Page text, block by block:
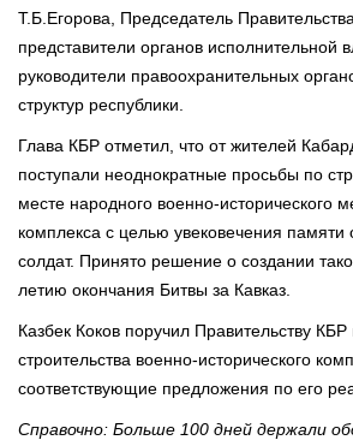
Т.Б.Егорова, Председатель
представители органов исполнительной
руководители правоохранительных
структур республики.
Глава КБР отметил, что от жителей
поступали неоднократные просьбы по
месте народного военно-исторического
комплекса с целью увековечения памяти
солдат. Принято решение о создании
летию окончания Битвы за Кавказ.
Казбек Коков поручил Правительству КБР
строительства военно-исторического
соответствующие предложения по его
Справочно: Больше 100 дней держали